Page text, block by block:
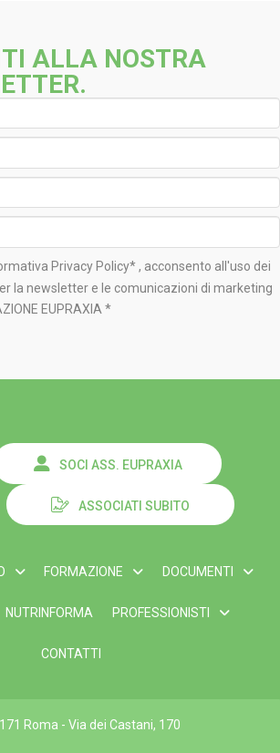
ALLA NOSTRA
Privacy Policy*, acconsento all'uso dei
la newsletter e le comunicazioni di marketing
EUPRAXIA *
SOCI ASS. EUPRAXIA
ASSOCIATI SUBITO
FORMAZIONE DOCUMENTI
NUTRINFORMA PROFESSIONISTI
CONTATTI
Roma - Via dei Castani, 170